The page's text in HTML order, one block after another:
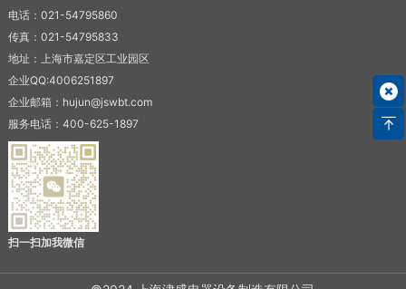
电话：021-54795860
传真：021-54795833
地址：上海市嘉定区工业园区
企业QQ:4006251897
企业邮箱：hujun@jswbt.com
服务电话：400-625-1897
扫一扫加我微信